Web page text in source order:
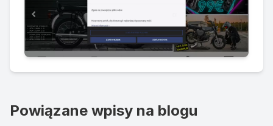
Powiązane wpisy na blogu